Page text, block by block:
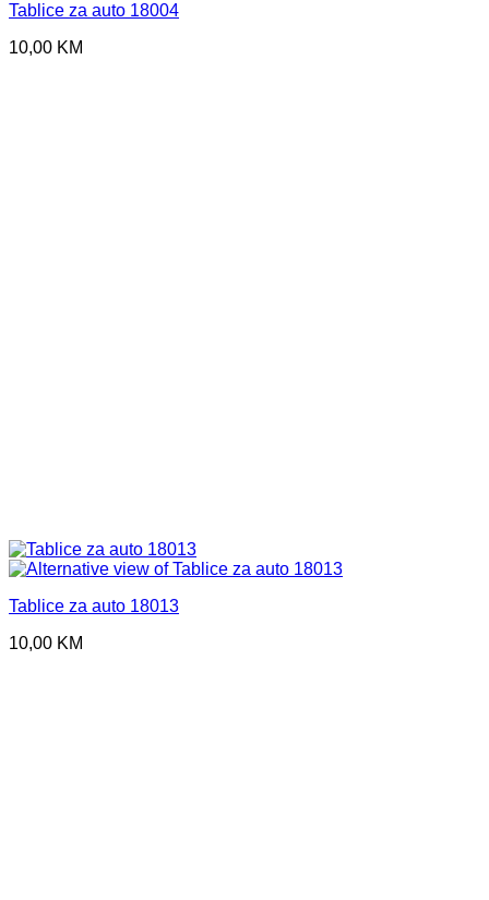
Tablice za auto 18004
10,00 KM
Tablice za auto 18013
10,00 KM